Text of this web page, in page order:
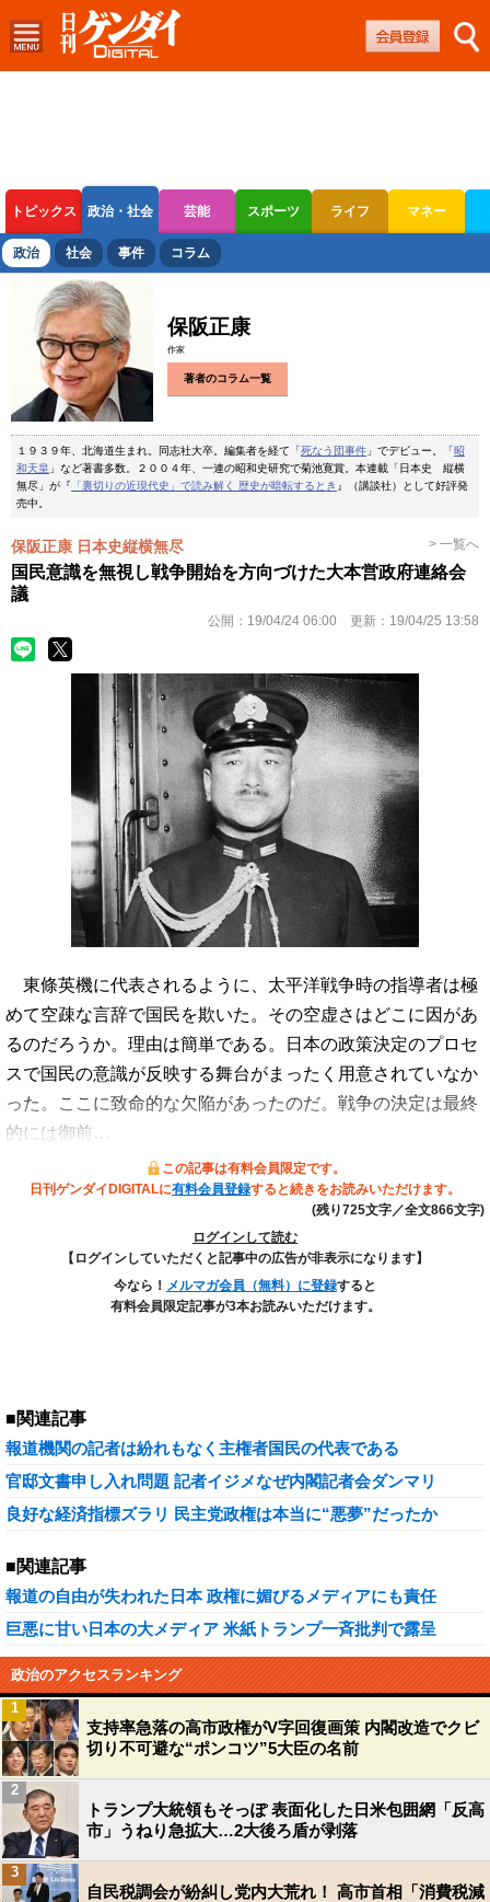
トピックス 政治・社会 芸能 スポーツ ライフ マネー
ボートレース 競輪 オートレース
政治 社会 事件 コラム
保阪正康
作家
著者のコラム一覧
１９３９年、北海道生まれ。同志社大卒。編集者を経て「死なう団事件 」でデビュー。「昭
和天皇 」など著書多数。２００４年、一連の昭和史研究で菊池寛賞。本連載「日本史 縦横
無尽」が『 「裏切りの近現代史」で読み解く 歴史が暗転するとき 』（講談社）として好評発
売中。
保阪正康 日本史縦横無尽 > 一覧へ
国民意識を無視し戦争開始を方向づけた大本営政府連絡会
議
公開： 19/04/24 06:00 更新： 19/04/25 13:58
東條英機に代表されるように、太平洋戦争時の指導者は極
めて空疎な言辞で国民を欺いた。その空虚さはどこに因があ
るのだろうか。理由は簡単である。日本の政策決定のプロセ
スで国民の意識が反映する舞台がまったく用意されていなか
った。ここに致命的な欠陥があったのだ。戦争の決定は最終
的には御前…
この記事は有料会員限定です。
日刊ゲンダイDIGITALに有料会員登録すると続きをお読みいただけます。
(残り725文字／全文866文字)
ログインして読む
【ログインしていただくと記事中の広告が非表示になります】
今なら！ メルマガ会員（無料）に登録すると
有料会員限定記事が3本お読みいただけます。
■関連記事
報道機関の記者は紛れもなく主権者国民の代表である
官邸文書申し入れ問題 記者イジメなぜ内閣記者会ダンマリ
良好な経済指標ズラリ 民主党政権は本当に“悪夢”だったか
■関連記事
報道の自由が失われた日本 政権に媚びるメディアにも責任
巨悪に甘い日本の大メディア 米紙トランプ一斉批判で露呈
政治のアクセスランキング
支持率急落の高市政権がV字回復画策 内閣改造でクビ
切り不可避な“ポンコツ”5大臣の名前
1
トランプ大統領もそっぽ 表面化した日米包囲網「反高
市」うねり急拡大…2大後ろ盾が剥落
2
自民税調会が紛糾し党内大荒れ！ 高市首相「消費税減
3